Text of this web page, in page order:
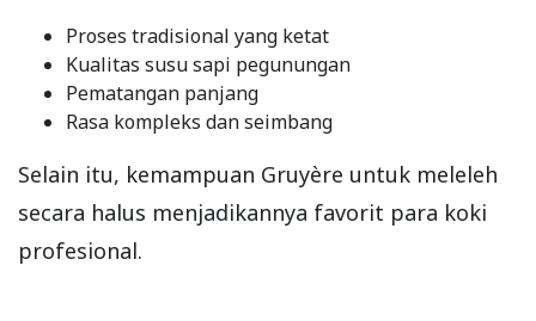
Proses tradisional yang ketat
Kualitas susu sapi pegunungan
Pematangan panjang
Rasa kompleks dan seimbang
Selain itu, kemampuan Gruyère untuk meleleh
secara halus menjadikannya favorit para koki
profesional.